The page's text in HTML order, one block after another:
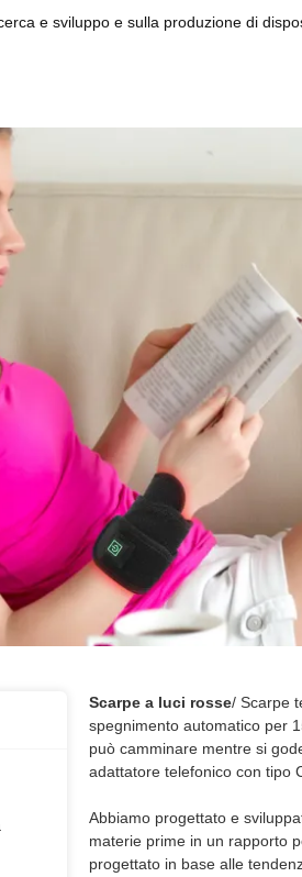
e sviluppo e sulla produzione di
Scarpe
Scarpe a luci rosse/ Scarpe
spegnimento automatico per
può camminare mentre si
adattatore telefonico con tipo
Abbiamo progettato e
materie prime in un rapporto
progettato in base alle